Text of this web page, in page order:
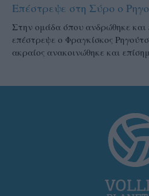
Επέστρεψε στη Σύρο ο
Στην ομάδα όπου ανδρώθηκε και
επέστρεψε ο Φραγκίσκος
ακραίος ανακοινώθηκε και